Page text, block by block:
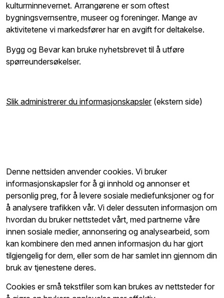
kulturminnevernet. Arrangørene er som oftest
bygningsvernsentre, museer og foreninger. Mange av
aktivitetene vi markedsfører har en avgift for deltakelse.
Bygg og Bevar kan bruke nyhetsbrevet til å utføre
spørreundersøkelser.
Slik administrerer du informasjonskapsler (ekstern side)
Denne nettsiden anvender cookies. Vi bruker
informasjonskapsler for å gi innhold og annonser et
personlig preg, for å levere sosiale mediefunksjoner og for
å analysere trafikken vår. Vi deler dessuten informasjon om
hvordan du bruker nettstedet vårt, med partnerne våre
innen sosiale medier, annonsering og analysearbeid, som
kan kombinere den med annen informasjon du har gjort
tilgjengelig for dem, eller som de har samlet inn gjennom din
bruk av tjenestene deres.
Cookies er små tekstfiler som kan brukes av nettsteder for